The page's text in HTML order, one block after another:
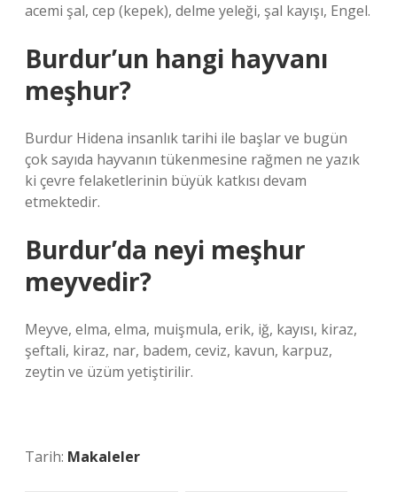
acemi şal, cep (kepek), delme yeleği, şal kayışı, Engel.
Burdur’un hangi hayvanı
meşhur?
Burdur Hidena insanlık tarihi ile başlar ve bugün
çok sayıda hayvanın tükenmesine rağmen ne yazık
ki çevre felaketlerinin büyük katkısı devam
etmektedir.
Burdur’da neyi meşhur
meyvedir?
Meyve, elma, elma, muişmula, erik, iğ, kayısı, kiraz,
şeftali, kiraz, nar, badem, ceviz, kavun, karpuz,
zeytin ve üzüm yetiştirilir.
Tarih: Makaleler